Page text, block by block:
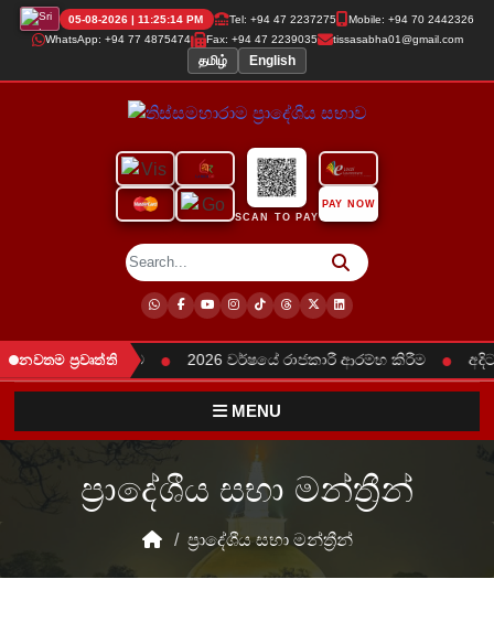
05-08-2026 | 11:25:14 PM Tel: +94 47 2237275
Mobile: +94 70 2442326
WhatsApp: +94 77 4875474
Fax: +94 47 2239035 tissasabha01@gmail.com
தமிழ் English
SCAN TO PAY
PAY NOW
නවතම ප්‍රවෘත්ති
පැවැත්වීම ● 2026 වර්ෂයේ රාජකාරී ආරම්භ කිරීම ● අදිටන්
MENU
ප්‍රාදේශීය සභා මන්ත්‍රීන්
/ ප්‍රාදේශීය සභා මන්ත්‍රීන්